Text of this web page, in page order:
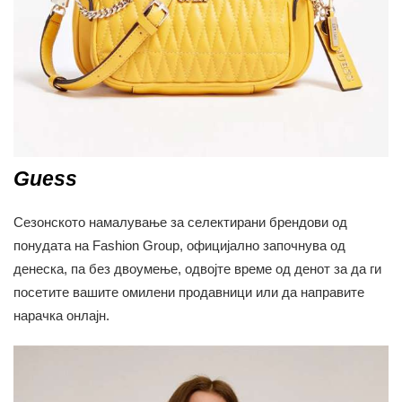
Guess
Сезонското намалување за селектирани брендови од
понудата на Fashion Group, официјално започнува од
денеска, па без двоумење, одвојте време од денот за да ги
посетите вашите омилени продавници или да направите
нарачка онлајн.